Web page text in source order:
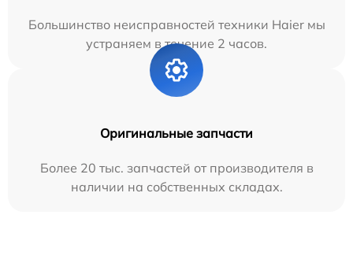
Большинство неисправностей техники Haier мы
устраняем в течение 2 часов.
Оригинальные запчасти
Более 20 тыс. запчастей от производителя в
наличии на собственных складах.